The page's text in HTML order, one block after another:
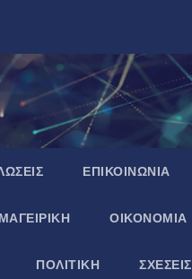
ΕΠΙΚΟΙΝΩΝΙΑ
ΜΑΓΕΙΡΙΚΗ ΟΙΚΟΝΟΜΙΑ
ΠΟΛΙΤΙΚΗ ΣΧΕΣΕΙΣ